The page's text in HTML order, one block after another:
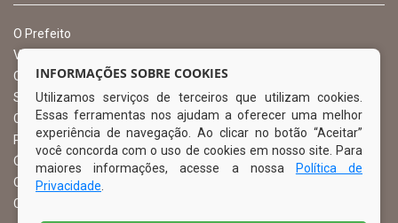
O Prefeito
Vice Prefeito
Ouvidoria Municipal
Serviço de Informação ao Cidadão – SIC
Chefe de Gabinete
Procuradoria Geral
Órgão de Controle Interno
Organograma
Comissão Permanente de Licitação – CPL
INFORMAÇÕES SOBRE COOKIES
Utilizamos serviços de terceiros que utilizam cookies.
Essas ferramentas nos ajudam a oferecer uma melhor
experiência de navegação. Ao clicar no botão “Aceitar”
você concorda com o uso de cookies em nosso site. Para
maiores informações, acesse a nossa
Política de
Privacidade